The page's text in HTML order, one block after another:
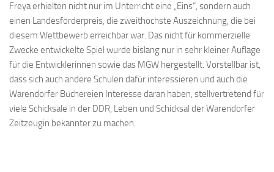
Freya erhielten nicht nur im Unterricht eine „Eins“, sondern auch
einen Landesförderpreis, die zweithöchste Auszeichnung, die bei
diesem Wettbewerb erreichbar war. Das nicht für kommerzielle
Zwecke entwickelte Spiel wurde bislang nur in sehr kleiner Auflage
für die Entwicklerinnen sowie das MGW hergestellt. Vorstellbar ist,
dass sich auch andere Schulen dafür interessieren und auch die
Warendorfer Büchereien Interesse daran haben, stellvertretend für
viele Schicksale in der DDR, Leben und Schicksal der Warendorfer
Zeitzeugin bekannter zu machen.